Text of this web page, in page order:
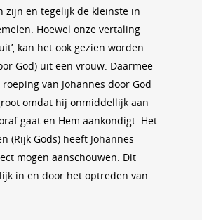
zijn en tegelijk de kleinste in
Hoewel onze vertaling
kan het ook gezien worden
God) uit een vrouw. Daarmee
van Johannes door God
omdat hij onmiddellijk aan
gaat en Hem aankondigt. Het
(Rijk Gods) heeft Johannes
mogen aanschouwen. Dit
in en door het optreden van